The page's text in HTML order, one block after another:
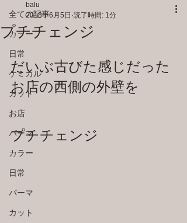
全ての記事
カラー
日常
ケミカル
カット
お店
パーマ
カラー
日常
パーマ
カット
プチチェンジ
balu
2018年6月5日 読了時間: 1分
だいぶ古びた感じだった
お店の西側の外壁を
プチチェンジ